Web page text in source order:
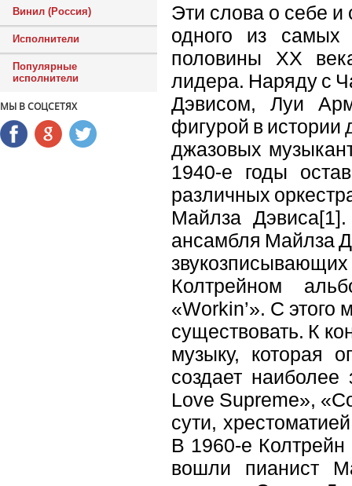
Винил (Россия)
Исполнители
Популярные
исполнители
МЫ В СОЦСЕТЯХ
Эти слова о себе и
одного из самых
половины XX
лидера. Наряду с
Дэвисом, Луи
фигурой в истории
джазовых
1940-е годы
различных
Майлза
ансамбля Майлза
Колтрейном
«Workin’». С этого
существовать. К
музыку, которая
создает
Love Supreme»,
сути,
В 1960-е Колтрейн
вошли пианист